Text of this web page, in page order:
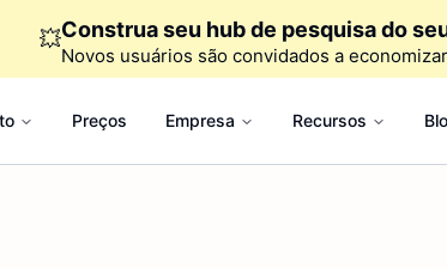
💥Construa seu hub de pesquisa do
Novos usuários são convidados a
Preços Empresa Recursos